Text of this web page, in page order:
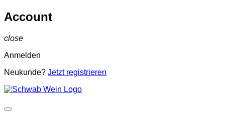
Account
close
Anmelden
Neukunde? Jetzt registrieren